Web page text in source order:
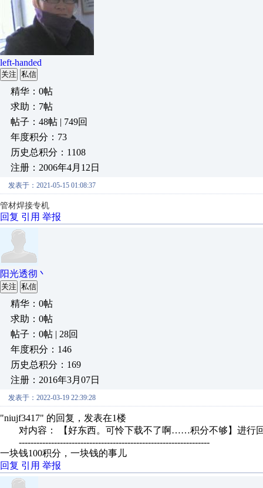
left-handed
关注 私信
精华：0帖
求助：7帖
帖子：48帖 | 749回
年度积分：73
历史总积分：1108
注册：2006年4月12日
发表于：2021-05-15 01:08:37
管材焊接专机
回复 引用 举报
阳光透彻丶
关注 私信
精华：0帖
求助：0帖
帖子：0帖 | 28回
年度积分：146
历史总积分：169
注册：2016年3月07日
发表于：2022-03-19 22:39:28
"niujf3417" 的回复，发表在1楼
对内容： 【好东西。可怜下载不了啊……积分不够】进行
-----------------------------------------------------------------
一块钱100积分，一块钱的事儿
回复 引用 举报